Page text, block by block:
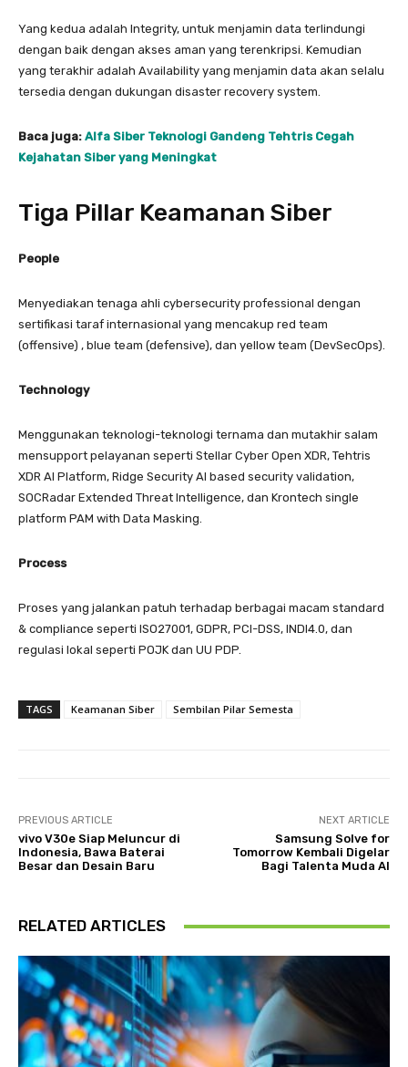
Yang kedua adalah Integrity, untuk menjamin data terlindungi
dengan baik dengan akses aman yang terenkripsi. Kemudian
yang terakhir adalah Availability yang menjamin data akan selalu
tersedia dengan dukungan disaster recovery system.
Baca juga: Alfa Siber Teknologi Gandeng Tehtris Cegah
Kejahatan Siber yang Meningkat
Tiga Pillar Keamanan Siber
People
Menyediakan tenaga ahli cybersecurity professional dengan
sertifikasi taraf internasional yang mencakup red team
(offensive) , blue team (defensive), dan yellow team (DevSecOps).
Technology
Menggunakan teknologi-teknologi ternama dan mutakhir salam
mensupport pelayanan seperti Stellar Cyber Open XDR, Tehtris
XDR AI Platform, Ridge Security AI based security validation,
SOCRadar Extended Threat Intelligence, dan Krontech single
platform PAM with Data Masking.
Process
Proses yang jalankan patuh terhadap berbagai macam standard
& compliance seperti ISO27001, GDPR, PCI-DSS, INDI4.0, dan
regulasi lokal seperti POJK dan UU PDP.
TAGS Keamanan Siber Sembilan Pilar Semesta
PREVIOUS ARTICLE
vivo V30e Siap Meluncur di
Indonesia, Bawa Baterai
Besar dan Desain Baru
NEXT ARTICLE
Samsung Solve for
Tomorrow Kembali Digelar
Bagi Talenta Muda AI
RELATED ARTICLES